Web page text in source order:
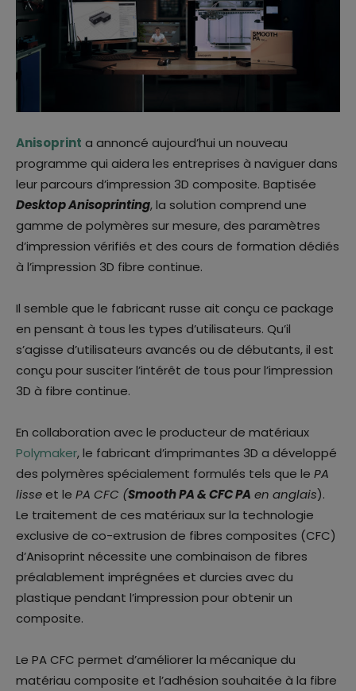
Anisoprint a annoncé aujourd’hui un nouveau
programme qui aidera les entreprises à naviguer dans
leur parcours d’impression 3D composite. Baptisée
Desktop Anisoprinting, la solution comprend une
gamme de polymères sur mesure, des paramètres
d’impression vérifiés et des cours de formation dédiés
à l’impression 3D fibre continue.
Il semble que le fabricant russe ait conçu ce package
en pensant à tous les types d’utilisateurs. Qu’il
s’agisse d’utilisateurs avancés ou de débutants, il est
conçu pour susciter l’intérêt de tous pour l’impression
3D à fibre continue.
En collaboration avec le producteur de matériaux
Polymaker, le fabricant d’imprimantes 3D a développé
des polymères spécialement formulés tels que le PA
lisseet le PA CFC (Smooth PA & CFC PA en anglais).
Le traitement de ces matériaux sur la technologie
exclusive de co-extrusion de fibres composites (CFC)
d’Anisoprint nécessite une combinaison de fibres
préalablement imprégnées et durcies avec du
plastique pendant l’impression pour obtenir un
composite.
Le PA CFC permet d’améliorer la mécanique du
matériau composite et l’adhésion souhaitée à la fibre